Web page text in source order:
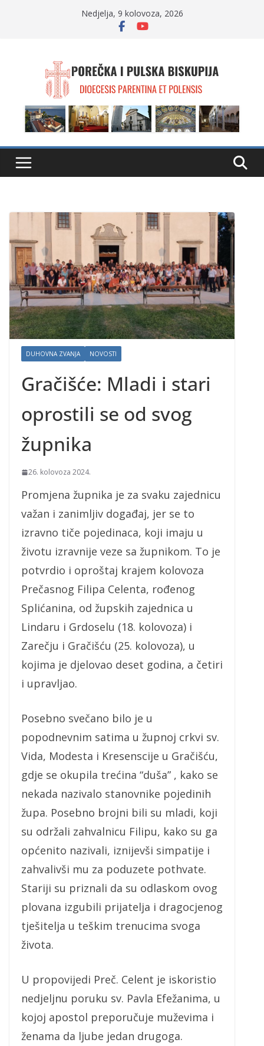
Nedjelja, 9 kolovoza, 2026
DUHOVNA ZVANJA NOVOSTI
Gračišće: Mladi i stari
oprostili se od svog
župnika
26. kolovoza 2024.
Promjena župnika je za svaku zajednicu
važan i zanimljiv događaj, jer se to
izravno tiče pojedinaca, koji imaju u
životu izravnije veze sa župnikom. To je
potvrdio i oproštaj krajem kolovoza
Prečasnog Filipa Celenta, rođenog
Splićanina, od župskih zajednica u
Lindaru i Grdoselu (18. kolovoza) i
Zarečju i Gračišću (25. kolovoza), u
kojima je djelovao deset godina, a četiri
i upravljao.
Posebno svečano bilo je u
popodnevnim satima u župnoj crkvi sv.
Vida, Modesta i Kresenscije u Gračišću,
gdje se okupila trećina “duša” , kako se
nekada nazivalo stanovnike pojedinih
župa. Posebno brojni bili su mladi, koji
su održali zahvalnicu Filipu, kako su ga
općenito nazivali, iznijevši simpatije i
zahvalivši mu za poduzete pothvate.
Stariji su priznali da su odlaskom ovog
plovana izgubili prijatelja i dragocjenog
tješitelja u teškim trenucima svoga
života.
U propovijedi Preč. Celent je iskoristio
nedjeljnu poruku sv. Pavla Efežanima, u
kojoj apostol preporučuje muževima i
ženama da ljube jedan drugoga.